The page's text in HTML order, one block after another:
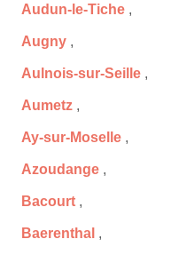
Audun-le-Tiche ,
Augny ,
Aulnois-sur-Seille ,
Aumetz ,
Ay-sur-Moselle ,
Azoudange ,
Bacourt ,
Baerenthal ,